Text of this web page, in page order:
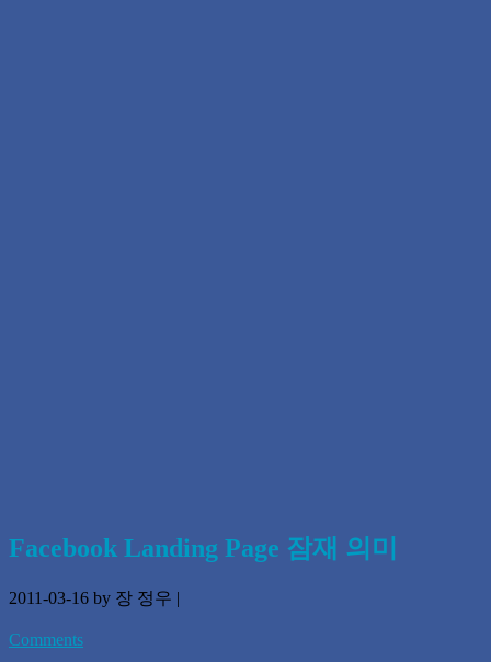
Facebook Landing Page 잠재 의미
2011-03-16 by 장 정우 |
Comments